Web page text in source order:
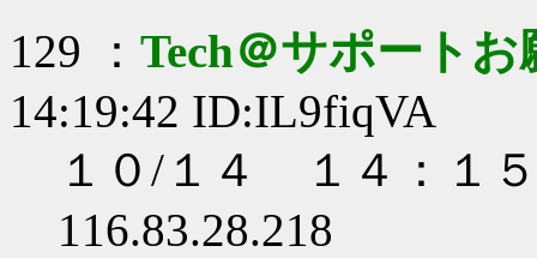
129 ： Tech＠サポート
14:19:42 ID:IL9fiqVA
１０/１４ １４：１
116.83.28.218